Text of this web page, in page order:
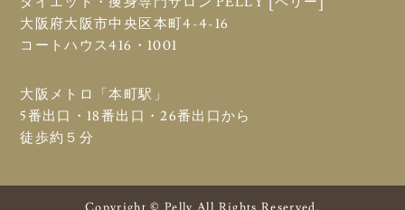
大阪府大阪市中央区本町4-4-16
コートハウス416・1001
大阪メトロ「本町駅」
5番出口・18番出口・26番出口から
徒歩約５分